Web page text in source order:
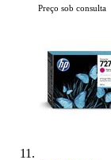
Preço sob consulta